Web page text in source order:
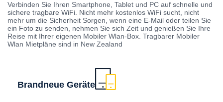
Verbinden Sie Ihren Smartphone, Tablet und PC auf schnelle und
sichere tragbare WiFi. Nicht mehr kostenlos WiFi sucht, nicht
mehr um die Sicherheit Sorgen, wenn eine E-Mail oder teilen Sie
ein Foto zu senden, nehmen Sie sich Zeit und genießen Sie Ihre
Reise mit Ihrer eigenen Mobiler Wlan-Box. Tragbarer Mobiler
Wlan Mietpläne sind in New Zealand
Brandneue Geräte